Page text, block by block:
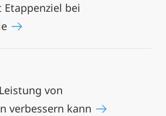
bei
von
verbessern kann